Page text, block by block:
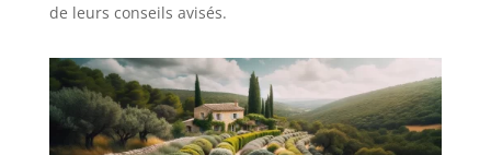
de leurs conseils avisés.